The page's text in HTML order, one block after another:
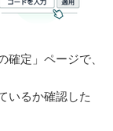
定」ページで、
いるか確認した